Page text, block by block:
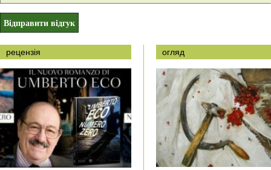
рецензія огляд